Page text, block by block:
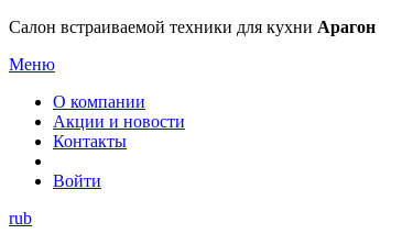
Салон встраиваемой техники для кухни Арагон
Меню
О компании
Акции и новости
Контакты
Войти
rub